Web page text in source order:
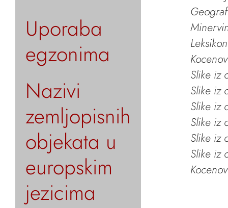
Uporaba
egzonima
Nazivi
zemljopisnih
objekata u
europskim
jezicima
Slike iz
Slike iz
Slike iz
Slike iz
Slike iz
Slike iz